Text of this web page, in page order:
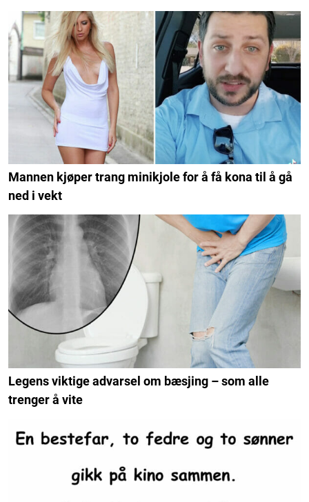
Mannen kjøper trang minikjole for å få kona til å gå
ned i vekt
Legens viktige advarsel om bæsjing – som alle
trenger å vite